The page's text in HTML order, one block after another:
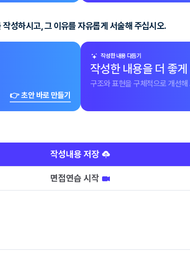
성하시고, 그 이유를 자유롭게 서술해 주십시오.
👉 초안 바로 만들기
작성한 내용 다듬기
작성한 내용을 더 좋
구조와 표현을 구체적으로 개선해
작성내용 저장
면접연습 시작